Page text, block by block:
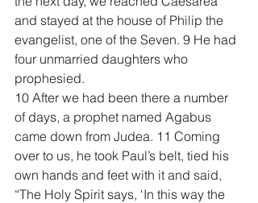
and stayed at the house of Philip the
evangelist, one of the Seven. 9 He had
four unmarried daughters who
prophesied.
10 After we had been there a number
of days, a prophet named Agabus
came down from Judea. 11 Coming
over to us, he took Paul’s belt, tied his
own hands and feet with it and said,
“The Holy Spirit says, ‘In this way the